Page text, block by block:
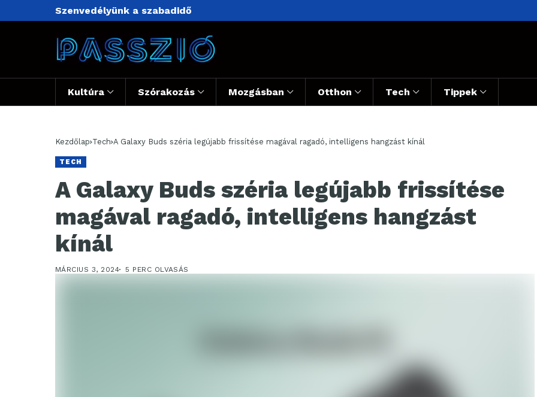
Szenvedélyünk a szabadidő
Kultúra Szórakozás Mozgásban Otthon Tech Tippek
Kezdőlap Tech A Galaxy Buds széria legújabb frissítése magával ragadó, intelligens hangzást kínál
TECH
A Galaxy Buds széria legújabb frissítése
magával ragadó, intelligens hangzást
kínál
MÁRCIUS 3, 2024 5 PERC OLVASÁS